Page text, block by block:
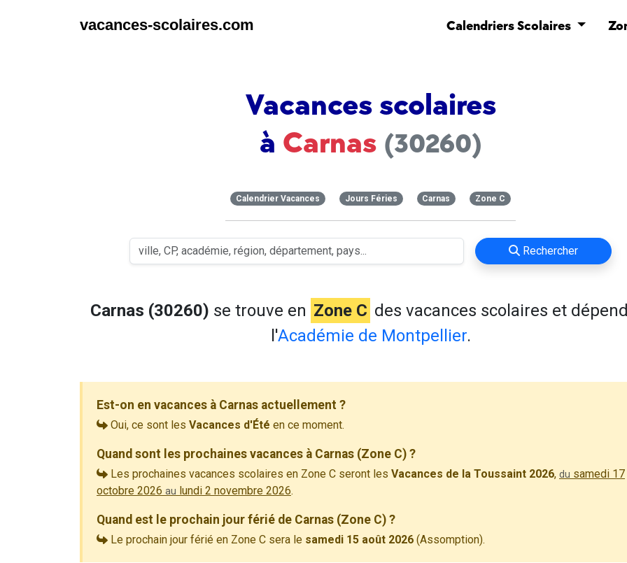
vacances-scolaires.com Calendriers Scolaires
Vacances scolaires
à Carnas (30260)
Calendrier Vacances Jours Féries Carnas Zone C
Rechercher
Carnas (30260) se trouve en Zone C des vacances scolaires et
l'Académie de Montpellier.
Est-on en vacances à Carnas actuellement ?
Oui, ce sont les Vacances d'Été en ce moment.
Quand sont les prochaines vacances à Carnas (Zone C) ?
Les prochaines vacances scolaires en Zone C seront les Vacances de la Toussaint 2026, du samedi 17
octobre 2026 au lundi 2 novembre 2026.
Quand est le prochain jour férié de Carnas (Zone C) ?
Le prochain jour férié en Zone C sera le samedi 15 août 2026 (Assomption).